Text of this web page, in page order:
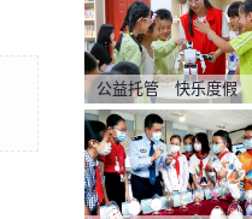
公益托管 快乐度假